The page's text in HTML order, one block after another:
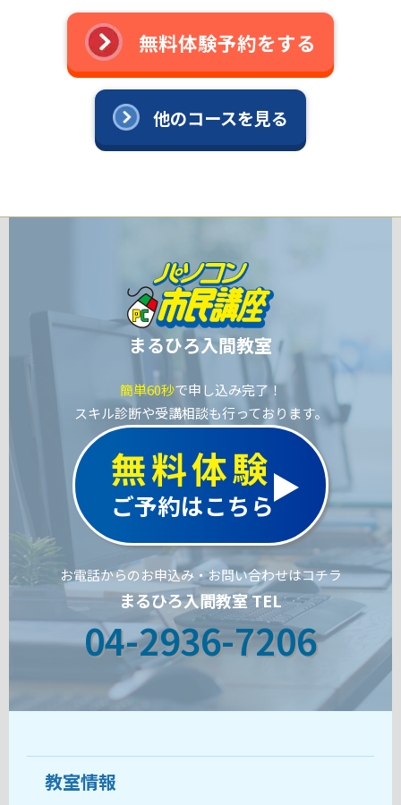
無料体験予約をする
他のコースを見る
まるひろ入間教室
簡単60秒で申し込み完了！
スキル診断や受講相談も行っております。
無料体験
ご予約はこちら
お電話からのお申込み・お問い合わせはコチラ
まるひろ入間教室 TEL
04-2936-7206
教室情報